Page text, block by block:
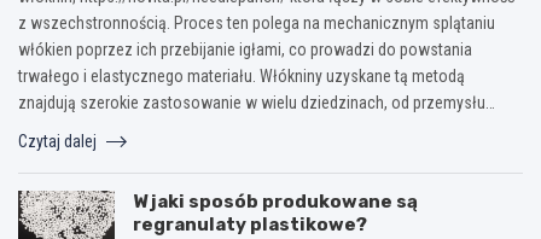
z wszechstronnością. Proces ten polega na mechanicznym splątaniu
włókien poprzez ich przebijanie igłami, co prowadzi do powstania
trwałego i elastycznego materiału. Włókniny uzyskane tą metodą
znajdują szerokie zastosowanie w wielu dziedzinach, od przemysłu…
Czytaj dalej
W jaki sposób produkowane są
regranulaty plastikowe?